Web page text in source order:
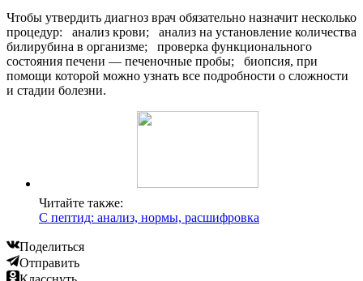
Чтобы утвердить диагноз врач обязательно назначит несколько
процедур: анализ крови; анализ на установление количества
билирубина в организме; проверка функционального
состояния печени — печеночные пробы; биопсия, при
помощи которой можно узнать все подробности о сложности
и стадии болезни.
Читайте также:
С пептид: анализ, нормы, расшифровка
Поделиться
Отправить